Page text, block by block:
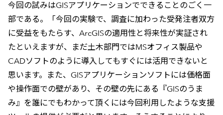
今回の試みはGISアプリケーションでできることのごく一
部である。「今回の実験で、調査に加わった受発注者双方
に受益をもたらす、ArcGISの適用性と将来性が実証され
たといえますが、まだ土木部門ではMSオフィス製品や
CADソフトのように導入してもすぐには活用できないと
思います。また、GISアプリケーションソフトには価格面
や操作面での壁があり、その壁の先にある『GISのうま
み』を誰にでもわかって頂くには今回利用したような支援